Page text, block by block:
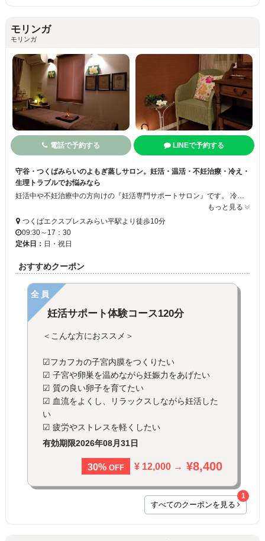
モリンガ
モリンガ
電話で予約する LINEで予約する
守谷・つくばみらいのよもぎ蒸しサロン。妊活・温活・不妊治療・冷え・
生理トラブルでお悩みなら
妊活中や不妊治療中の方向けの『妊活専門サポートサロン』です。 冷え・不妊・生理トラブルでお悩みの方もご相談ください。 不妊治療中でストレスの多い方も、リラックスしながら体質改善を行っていきましょう。 食事や生活スタイルを少しづつ変え、マッサージも取り入れながら血の巡りをよくしていき、妊娠しやすい身体に調えます。 また、生理トラブルをお持ちの方でも、薬や病院に頼らない身体に改善していきます。
もっと見る
つくばエクスプレスみらい平駅より徒歩10分
09:30～17：30
定休日： 日・祝日
おすすめクーポン
全員
妊活サポート体験コース120分
＜こんな方におススメ＞
☑フカフカの子宮内膜をつくりたい
☑ 子宮や卵巣を温めながら妊娠力をあげたい
☑ 質の良い卵子を育てたい
☑ 血流をよくし、リラックスしながら妊活した
い
☑ 疲労やストレスを軽くしたい
有効期限2026年08月31日
30% OFF ¥ 12,000 → ¥8,400
すべてのクーポンを見る
1